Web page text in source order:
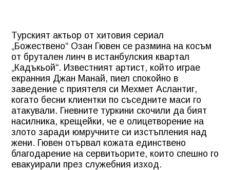
Турският актьор от хитовия сериал
„Божествено“ Озан Гювен се размина на косъм
от брутален линч в истанбулския квартал
„Кадъкьой“. Известният артист, който играе
екранния Джан Манай, пиел спокойно в
заведение с приятеля си Мехмет Аслантиг,
когато бесни клиентки по съседните маси го
атакували. Гневните туркини скочили да бият
насилника, крещейки, че е олицетворение на
злото заради юмручните си изстъпления над
жени. Гювен отървал кожата единствено
благодарение на сервитьорите, които спешно го
евакуирали през служебния изход.